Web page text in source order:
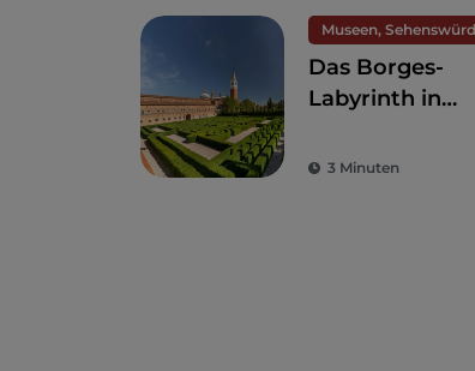
Das Borges-
Labyrinth in
der Literatur
3 Minuten